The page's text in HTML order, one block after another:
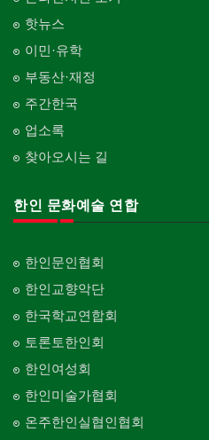
핫뉴스
이민·유학
부동산·재정
주간한국
업소록
찾아오시는 길
한인 문화예술 연합
한인문인협회
한인교향악단
한국학교연합회
토론토한인회
한인여성회
한인미술가협회
온주한인실협인협회